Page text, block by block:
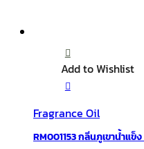
Add to Wishlist
Fragrance Oil
RM001153 กลิ่นภูเขาน้ำแข็